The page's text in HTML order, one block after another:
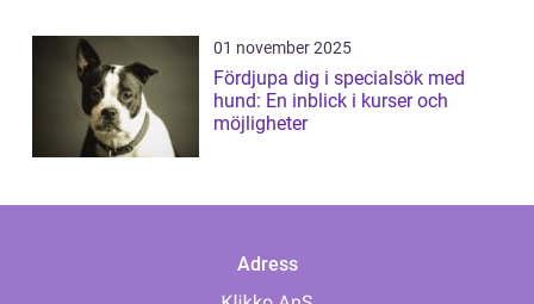
01 november 2025
Fördjupa dig i specialsök med
hund: En inblick i kurser och
möjligheter
Adress